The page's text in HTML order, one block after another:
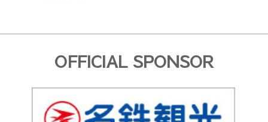
OFFICIAL SPONSOR